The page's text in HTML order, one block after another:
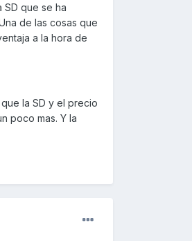
que se ha
de las cosas que
a la hora de
la SD y el precio
poco mas. Y la